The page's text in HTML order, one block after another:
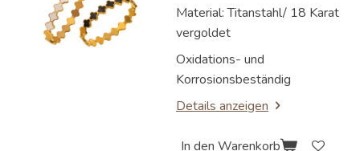
Material: Titanstahl/ 18 Karat
vergoldet
Oxidations- und
Korrosionsbeständig
Details anzeigen
In den Warenkorb